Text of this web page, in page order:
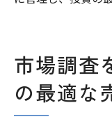
市場調査
の最適な